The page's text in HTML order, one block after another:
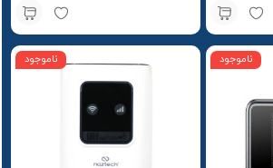
ناموجود ناموجود